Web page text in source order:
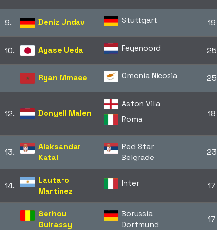
9. Deniz Undav Stuttgart 19
10. Ayase Ueda Feyenoord 25
Ryan Mmaee Omonia Nicosia 25
12. Donyell Malen
Aston Villa
Roma
18
13.
Aleksandar
Katai
Red Star
Belgrade
23
14.
Lautaro
Martínez
Inter 17
Serhou
Guirassy
Borussia
Dortmund
17